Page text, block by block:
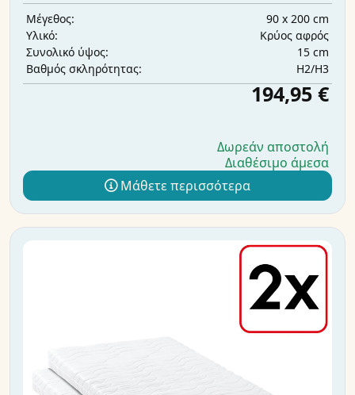
Μέγεθος:
90 x 200 cm
Υλικό:
Κρύος αφρός
Συνολικό ύψος:
15 cm
Βαθμός σκληρότητας:
H2/H3
194,95 €
Δωρεάν αποστολή
Διαθέσιμο άμεσα
Μάθετε περισσότερα